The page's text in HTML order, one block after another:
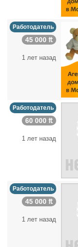
Работодатель
45 000 ₶
1 лет назад
Работодатель
60 000 ₶
1 лет назад
Работодатель
45 000 ₶
1 лет назад